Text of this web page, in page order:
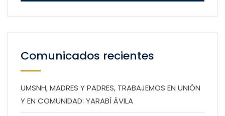
Comunicados recientes
UMSNH, MADRES Y PADRES, TRABAJEMOS EN UNIÓN
Y EN COMUNIDAD: YARABÍ ÁVILA